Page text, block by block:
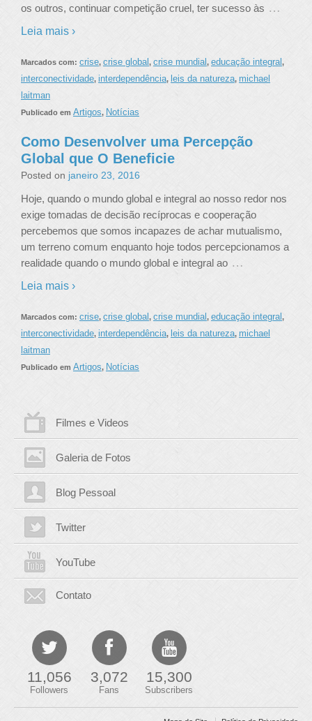
os outros, continuar competição cruel, ter sucesso às …
Leia mais ›
Marcados com: crise, crise global, crise mundial, educação integral,
interconectividade, interdependência, leis da natureza, michael
laitman
Publicado em Artigos, Notícias
Como Desenvolver uma Percepção
Global que O Beneficie
Posted on janeiro 23, 2016
Hoje, quando o mundo global e integral ao nosso redor nos
exige tomadas de decisão recíprocas e cooperação
percebemos que somos incapazes de achar mutualismo,
um terreno comum enquanto hoje todos percepcionamos a
realidade quando o mundo global e integral ao …
Leia mais ›
Marcados com: crise, crise global, crise mundial, educação integral,
interconectividade, interdependência, leis da natureza, michael
laitman
Publicado em Artigos, Notícias
Filmes e Videos
Galeria de Fotos
Blog Pessoal
Twitter
YouTube
Contato
11,056
Followers
3,072
Fans
15,300
Subscribers